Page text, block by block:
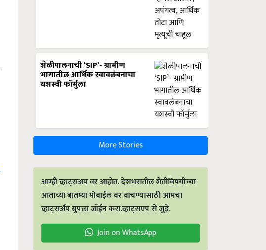
शेळीपालनाची ‘SIP’- ग्रामीण
भागातील आर्थिक स्वावलंबनाचा
यशस्वी फॉर्मुला
More Stories
आम्ही व्हाट्सअप वर आहोत. देशभरातील शेतीविषयीच्या
आताच्या बातम्या मोबाईल वर वाचण्यासाठी आमचा
व्हाट्सअँप ग्रुपला जॉईन करा.व्हाट्सएप से जुड़ें.
Join on WhatsApp